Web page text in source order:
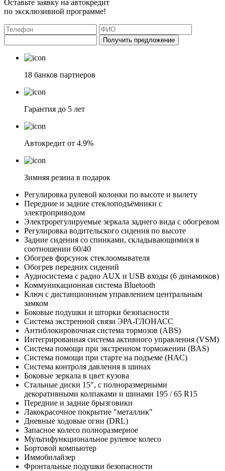
Оставьте заявку на автокредит
по эксклюзивной программе!
Получить предложение
18 банков партнеров
Гарантия до 5 лет
Автокредит от 4.9%
Зимняя резина в подарок
Регулировка рулевой колонки по высоте и вылету
Передние и задние стеклоподъёмники с
электроприводом
Электрорегулируемые зеркала заднего вида с обогревом
Регулировка водительского сидения по высоте
Задние сидения со спинками, складывающимися в
соотношении 60/40
Обогрев форсунок стеклоомывателя
Обогрев передних сидений
Аудиосистема с радио AUX и USB входы (6 динамиков)
Коммуникационная система Bluetooth
Ключ с дистанционным управлением центральным
замком
Боковые подушки и шторки безопасности
Система экстренной связи ЭРА-ГЛОНАСС
Антиблокировочная система тормозов (ABS)
Интегрированная система активного управления (VSM)
Система помощи при экстренном торможении (BAS)
Система помощи при старте на подъеме (HAC)
Система контроля давления в шинах
Боковые зеркала в цвет кузова
Стальные диски 15", с полноразмерными
декоративными колпаками и шинами 195 / 65 R15
Передние и задние брызговики
Лакокрасочное покрытие "металлик"
Дневные ходовые огни (DRL)
Запасное колесо полноразмерное
Мультифункциональное рулевое колесо
Бортовой компьютер
Иммобилайзер
Фронтальные подушки безопасности